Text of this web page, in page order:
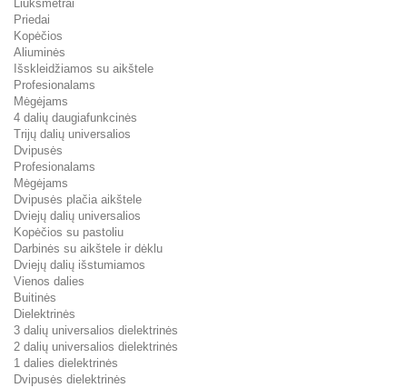
Liuksmetrai
Priedai
Kopėčios
Aliuminės
Išskleidžiamos su aikštele
Profesionalams
Mėgėjams
4 dalių daugiafunkcinės
Trijų dalių universalios
Dvipusės
Profesionalams
Mėgėjams
Dvipusės plačia aikštele
Dviejų dalių universalios
Kopėčios su pastoliu
Darbinės su aikštele ir dėklu
Dviejų dalių išstumiamos
Vienos dalies
Buitinės
Dielektrinės
3 dalių universalios dielektrinės
2 dalių universalios dielektrinės
1 dalies dielektrinės
Dvipusės dielektrinės